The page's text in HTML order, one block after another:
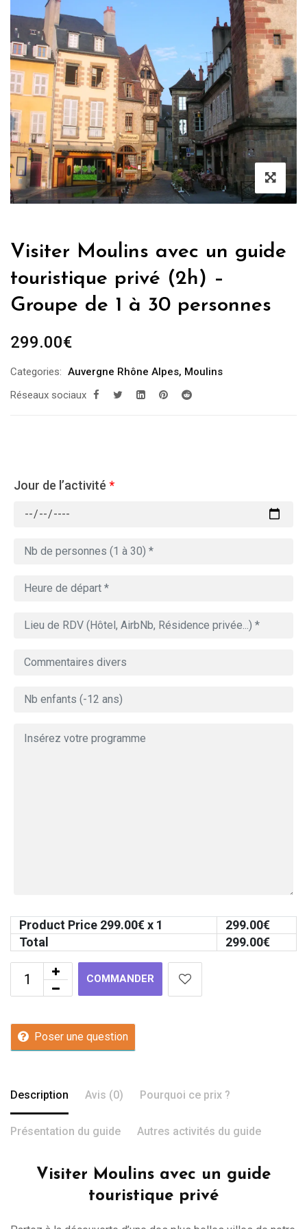
Visiter Moulins avec un guide
touristique privé (2h) –
Groupe de 1 à 30 personnes
299.00€
Categories: Auvergne Rhône Alpes, Moulins
Réseaux sociaux
Jour de l’activité *
Product Price 299.00€ x 1 299.00€
Total
299.00€
COMMANDER
Poser une question
Description Avis (0) Pourquoi ce prix ?
Présentation du guide Autres activités du guide
Visiter Moulins avec un guide
touristique privé